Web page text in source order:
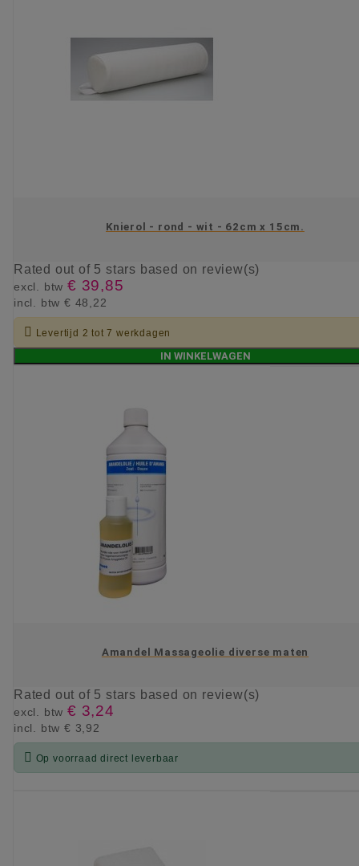
Knierol - rond - wit - 62cm x 15cm.
Rated out of 5 stars based on review(s)
excl. btw € 39,85
incl. btw € 48,22
 Levertijd 2 tot 7 werkdagen
IN WINKELWAGEN
Amandel Massageolie diverse maten
Rated out of 5 stars based on review(s)
excl. btw € 3,24
incl. btw € 3,92
 Op voorraad direct leverbaar